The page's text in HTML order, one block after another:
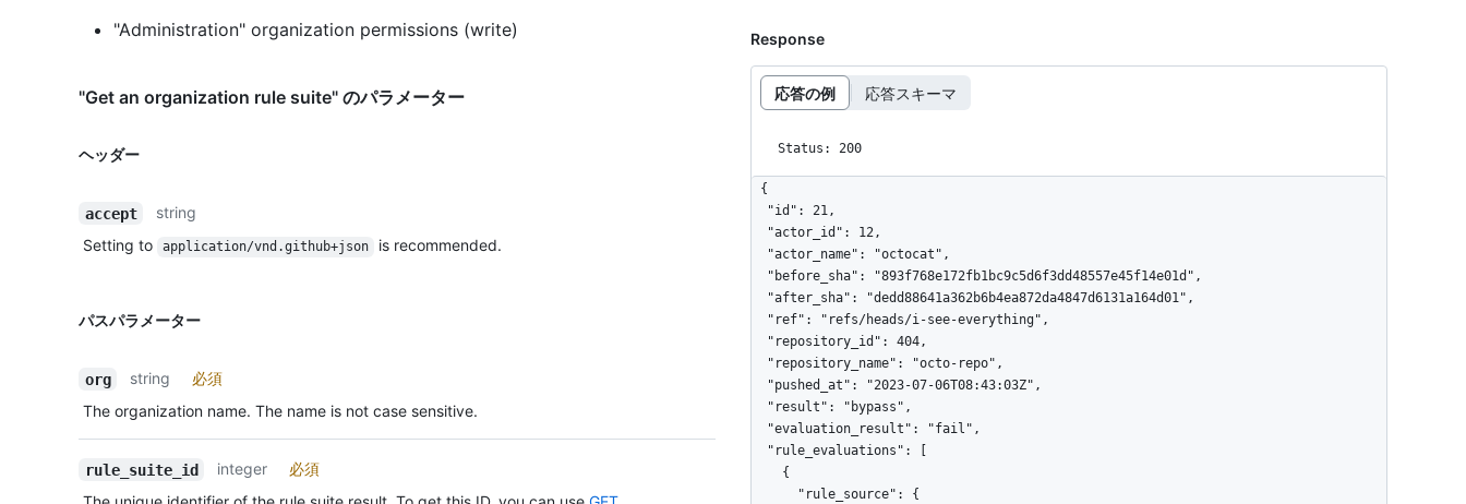
"Administration" organization permissions (write)
"Get an organization rule suite" のパラメーター
ヘッダー
accept
string
Setting to
application/vnd.github+json is recommended.
パスパラメーター
org string
必須
The organization name. The name is not case sensitive.
rule_suite_id integer
必須
Response
応答の例 応答スキーマ
Status: 200
{